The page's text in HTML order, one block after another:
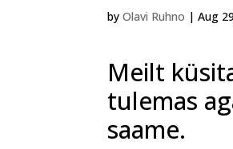
byOlavi Ruhno |Aug
Meilt
tulemas
saame.